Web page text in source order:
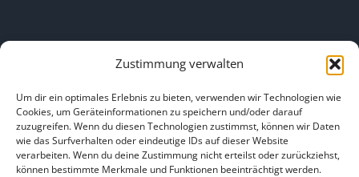
Zustimmung verwalten
Um dir ein optimales Erlebnis zu bieten, verwenden wir Technologien wie
Cookies, um Geräteinformationen zu speichern und/oder darauf
zuzugreifen. Wenn du diesen Technologien zustimmst, können wir Daten
wie das Surfverhalten oder eindeutige IDs auf dieser Website
verarbeiten. Wenn du deine Zustimmung nicht erteilst oder zurückziehst,
können bestimmte Merkmale und Funktionen beeinträchtigt werden.
HOME|ÜBER UNS|IMPRESSUM |DATENSCHUTZ
BILDNACHWEISE